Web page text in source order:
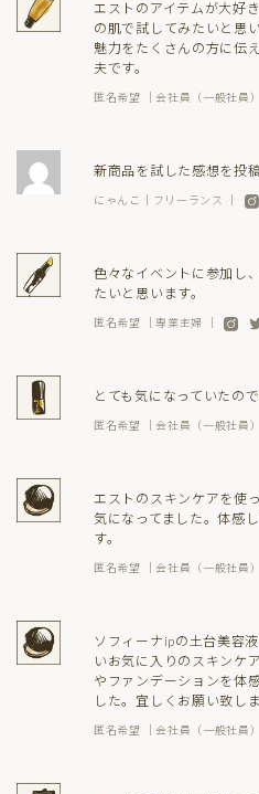
エストのアイテムが大好
の肌で試してみたいと思
魅力をたくさんの方に伝
夫です。
匿名希望 ｜会社員（一般社員
新商品を試した感想を投
にゃんこ｜フリーランス ｜
色々なイベントに参加し
たいと思います。
匿名希望 ｜専業主婦 ｜
とても気になっていたの
匿名希望 ｜会社員（一般社員
エストのスキンケアを使
気になってました。体感
す。
匿名希望 ｜会社員（一般社員
ソフィーナipの土台美容
いお気に入りのスキンケ
やファンデーションを体
した。宜しくお願い致しま
匿名希望 ｜会社員（一般社員